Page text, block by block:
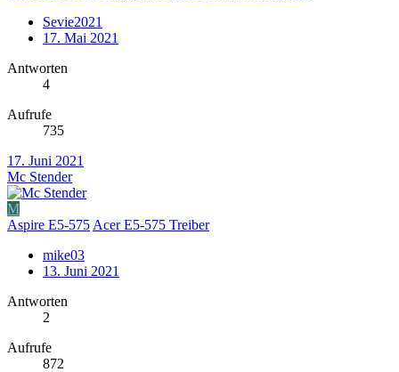
Sevie2021
17. Mai 2021
Antworten
4
Aufrufe
735
17. Juni 2021
Mc Stender
M
Aspire E5-575 Acer E5-575 Treiber
mike03
13. Juni 2021
Antworten
2
Aufrufe
872